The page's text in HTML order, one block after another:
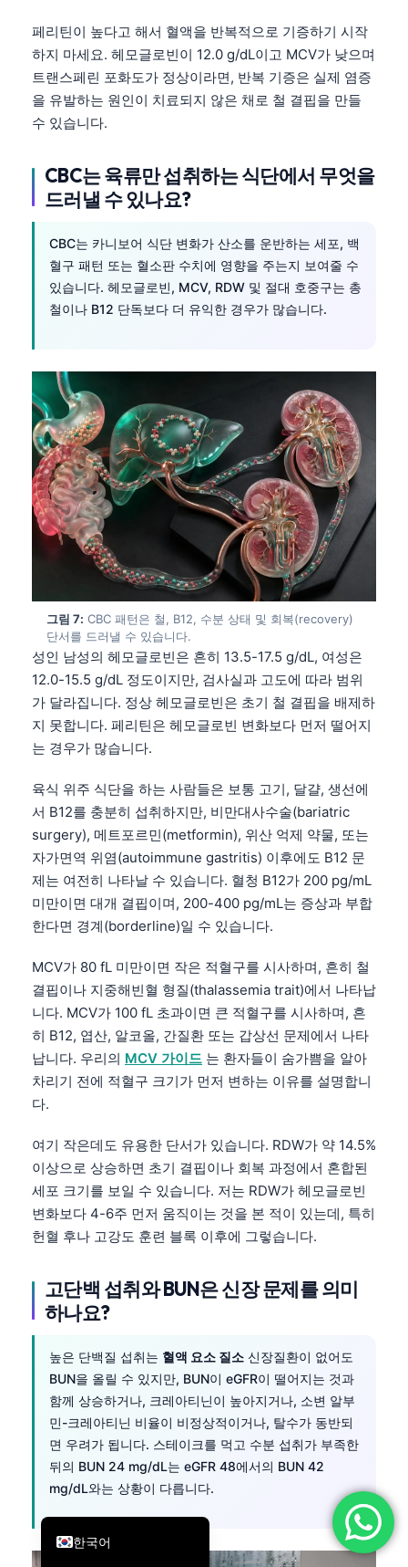
페리틴이 높다고 해서 혈액을 반복적으로 기증하기 시작
하지 마세요. 헤모글로빈이 12.0 g/dL이고 MCV가 낮으며
트랜스페린 포화도가 정상이라면, 반복 기증은 실제 염증
을 유발하는 원인이 치료되지 않은 채로 철 결핍을 만들
수 있습니다.
CBC는 육류만 섭취하는 식단에서 무엇을
드러낼 수 있나요?
CBC는 카니보어 식단 변화가 산소를 운반하는 세포, 백
혈구 패턴 또는 혈소판 수치에 영향을 주는지 보여줄 수
있습니다. 헤모글로빈, MCV, RDW 및 절대 호중구는 총
철이나 B12 단독보다 더 유익한 경우가 많습니다.
그림 7: CBC 패턴은 철, B12, 수분 상태 및 회복(recovery)
단서를 드러낼 수 있습니다.
성인 남성의 헤모글로빈은 흔히 13.5-17.5 g/dL, 여성은
12.0-15.5 g/dL 정도이지만, 검사실과 고도에 따라 범위
가 달라집니다. 정상 헤모글로빈은 초기 철 결핍을 배제하
지 못합니다. 페리틴은 헤모글로빈 변화보다 먼저 떨어지
는 경우가 많습니다.
육식 위주 식단을 하는 사람들은 보통 고기, 달걀, 생선에
서 B12를 충분히 섭취하지만, 비만대사수술(bariatric
surgery), 메트포르민(metformin), 위산 억제 약물, 또는
자가면역 위염(autoimmune gastritis) 이후에도 B12 문
제는 여전히 나타날 수 있습니다. 혈청 B12가 200 pg/mL
미만이면 대개 결핍이며, 200-400 pg/mL는 증상과 부합
한다면 경계(borderline)일 수 있습니다.
MCV가 80 fL 미만이면 작은 적혈구를 시사하며, 흔히 철
결핍이나 지중해빈혈 형질(thalassemia trait)에서 나타납
니다. MCV가 100 fL 초과이면 큰 적혈구를 시사하며, 흔
히 B12, 엽산, 알코올, 간질환 또는 갑상선 문제에서 나타
납니다. 우리의 MCV 가이드 는 환자들이 숨가쁨을 알아
차리기 전에 적혈구 크기가 먼저 변하는 이유를 설명합니
다.
여기 작은데도 유용한 단서가 있습니다. RDW가 약 14.5%
이상으로 상승하면 초기 결핍이나 회복 과정에서 혼합된
세포 크기를 보일 수 있습니다. 저는 RDW가 헤모글로빈
변화보다 4-6주 먼저 움직이는 것을 본 적이 있는데, 특히
헌혈 후나 고강도 훈련 블록 이후에 그렇습니다.
고단백 섭취와 BUN은 신장 문제를 의미
하나요?
높은 단백질 섭취는 혈액 요소 질소 신장질환이 없어도
BUN을 올릴 수 있지만, BUN이 eGFR이 떨어지는 것과
함께 상승하거나, 크레아티닌이 높아지거나, 소변 알부
민-크레아티닌 비율이 비정상적이거나, 탈수가 동반되
면 우려가 됩니다. 스테이크를 먹고 수분 섭취가 부족한
뒤의 BUN 24 mg/dL는 eGFR 48에서의 BUN 42
mg/dL와는 상황이 다릅니다.
한국어
Deutsch
العربية
Français
Italiano
Português
Türkçe
Română
简体中文
فارسی
Dansk
Nederlands
हिन्दी
Bahasa Indonesia
Հայերեն
Српски језик
Svenska
Bosanski
Azərbaycan dili
Eesti
日本語
Čeština
ქართული
Русский
Lietuvių kalba
Slovenščina
Magyar
Shqip
বাংলা
اردو
मराठी
తెలుగు
ಕನ್ನಡ
മലയാളം
Bahasa Melayu
Tagalog
ဗမာစာ
ភាសាខ្មែរ
Kiswahili
አማርኛ